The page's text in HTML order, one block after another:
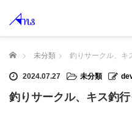
ホーム 未分類 釣りサークル、キ
2024.07.27 未分類
釣りサークル、キス釣